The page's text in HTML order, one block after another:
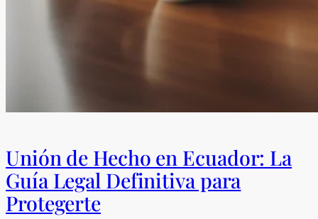
Unión de Hecho en Ecuador: La
Guía Legal Definitiva para
Protegerte